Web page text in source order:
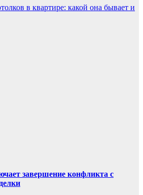
в квартире: какой она бывает и
завершение конфликта с